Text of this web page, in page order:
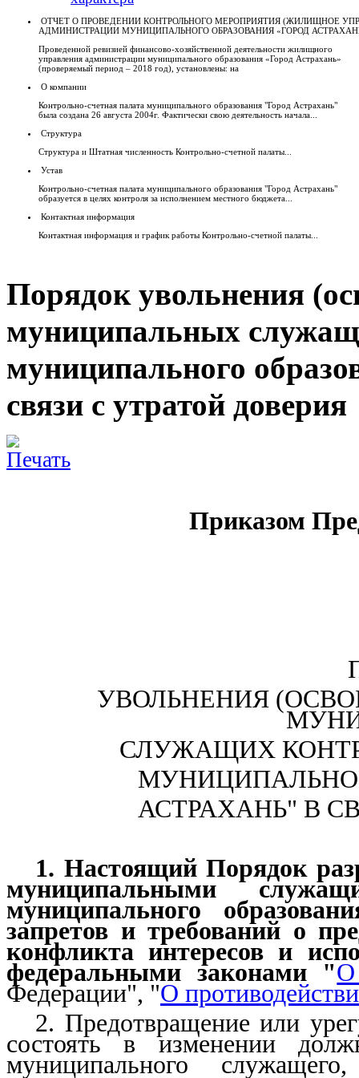
ОТЧЕТ О ПРОВЕДЕНИИ КОНТРОЛЬНОГО МЕРОПРИЯТИЯ (ЖИЛИЩНОЕ
АДМИНИСТРАЦИИ МУНИЦИПАЛЬНОГО ОБРАЗОВАНИЯ «ГОРОД
Проведенной ревизией финансово-хозяйственной деятельности жилищного
управления администрации муниципального образования «Город Астрахань»
(проверяемый период – 2018 год), установлены: на
О компании
Контрольно-счетная палата муниципального образования "Город Астрахань"
была создана 26 августа 2004г. Фактически свою деятельность начала...
Структура
Структура и Штатная численность Контрольно-счетной палаты...
Устав
Контрольно-счетная палата муниципального образования "Город Астрахань"
образуется в целях контроля за исполнением местного бюджета...
Контактная информация
Контактная информация и график работы Контрольно-счетной палаты...
Порядок увольнения
муниципальных
муниципального
связи с утратой доверия
Приказом
УВОЛЬНЕНИЯ
СЛУЖАЩИХ
АСТРАХАНЬ" В
1. Настоящий Порядок
муниципальными
муниципального
запретов и требований о
конфликта интересов и
федеральными законами "О
Федерации", "О
2. Предотвращение или
состоять в изменении
муниципального